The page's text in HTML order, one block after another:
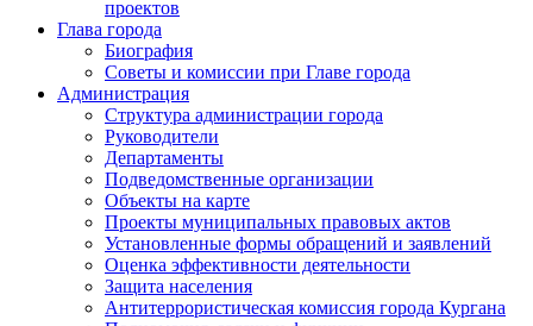
проектов
Глава города
Биография
Советы и комиссии при Главе города
Администрация
Структура администрации города
Руководители
Департаменты
Подведомственные организации
Объекты на карте
Проекты муниципальных правовых актов
Установленные формы обращений и заявлений
Оценка эффективности деятельности
Защита населения
Антитеррористическая комиссия города Кургана